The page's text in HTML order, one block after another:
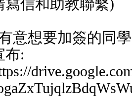
寫信和助教聯繫)
意想要加簽的同
布: